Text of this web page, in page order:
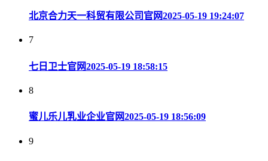
北京合力天一科贸有限公司官网2025-05-19 19:24:07
7
七日卫士官网2025-05-19 18:58:15
8
蜜儿乐儿乳业企业官网2025-05-19 18:56:09
9